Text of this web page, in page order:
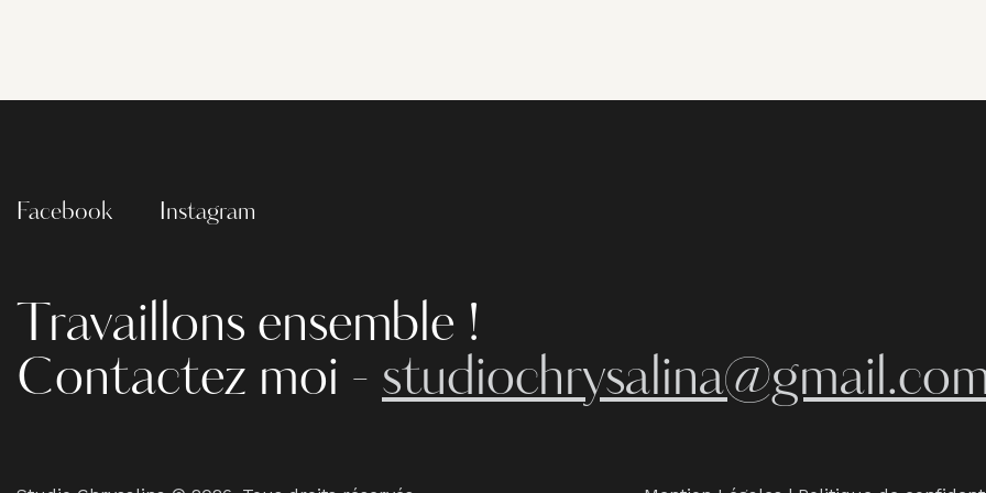
Facebook Instagram
Travaillons ensemble !
Contactez moi -